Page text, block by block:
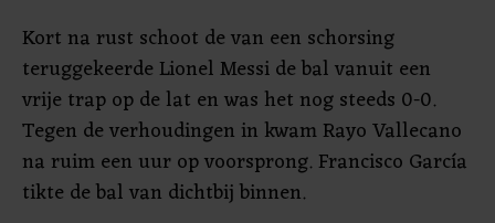
Kort na rust schoot de van een schorsing
teruggekeerde Lionel Messi de bal vanuit een
vrije trap op de lat en was het nog steeds 0-0.
Tegen de verhoudingen in kwam Rayo Vallecano
na ruim een uur op voorsprong. Francisco García
tikte de bal van dichtbij binnen.